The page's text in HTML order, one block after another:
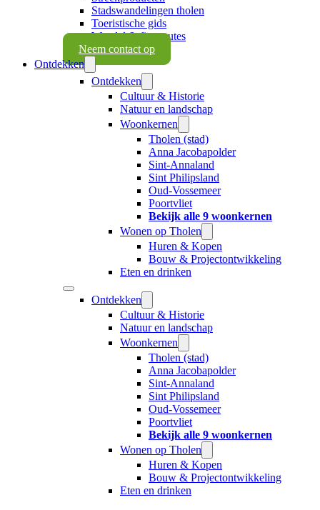
Stadswandelingen tholen
Toeristische gids
Wandel & fietsroutes
Neem contact op
Ontdekken
Ontdekken
Cultuur & Historie
Natuur en landschap
Woonkernen
Tholen (stad)
Anna Jacobapolder
Sint-Annaland
Sint Philipsland
Oud-Vossemeer
Poortvliet
Bekijk alle 9 woonkernen
Wonen op Tholen
Huren & Kopen
Bouw & Projectontwikkeling
Eten en drinken
Ontdekken
Cultuur & Historie
Natuur en landschap
Woonkernen
Tholen (stad)
Anna Jacobapolder
Sint-Annaland
Sint Philipsland
Oud-Vossemeer
Poortvliet
Bekijk alle 9 woonkernen
Wonen op Tholen
Huren & Kopen
Bouw & Projectontwikkeling
Eten en drinken